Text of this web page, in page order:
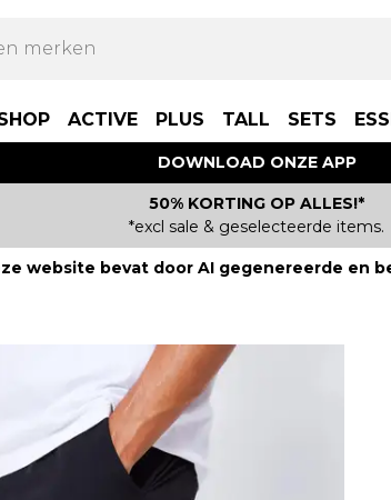
ACTIVE PLUS TALL SETS
DOWNLOAD ONZE APP
50% KORTING OP ALLES!*
*excl sale & geselecteerde items.
website bevat door AI gegenereerde en